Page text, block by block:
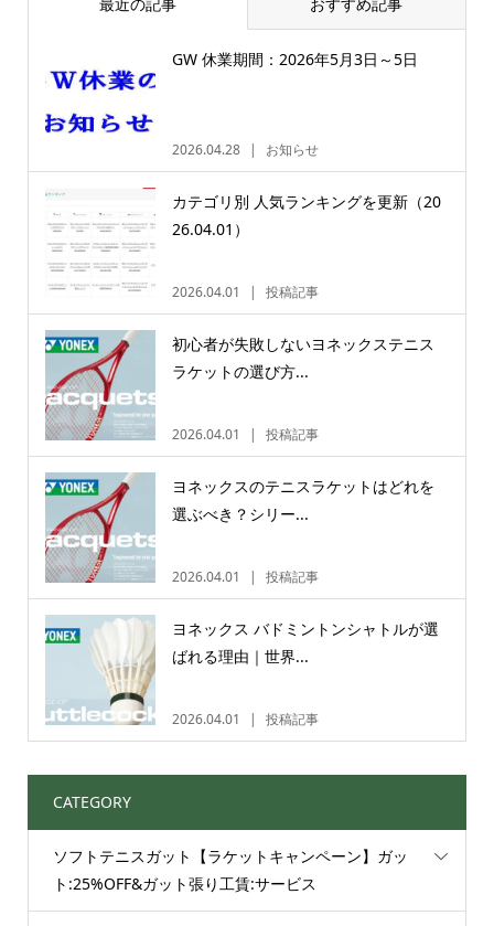
GW 休業期間：2026年5月3日～5日
2026.04.28 お知らせ
カテゴリ別 人気ランキングを更新（20
26.04.01）
2026.04.01 投稿記事
初心者が失敗しないヨネックステニス
ラケットの選び方...
2026.04.01 投稿記事
ヨネックスのテニスラケットはどれを
選ぶべき？シリー...
2026.04.01 投稿記事
ヨネックス バドミントンシャトルが選
ばれる理由｜世界...
2026.04.01 投稿記事
CATEGORY
ソフトテニスガット【ラケットキャンペーン】ガッ
ト:25%OFF&ガット張り工賃:サービス